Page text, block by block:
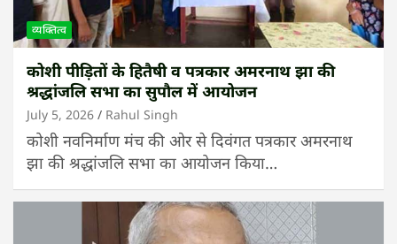
व्यक्तित्व
कोशी पीड़ितों के हितैषी व पत्रकार अमरनाथ झा की
श्रद्धांजलि सभा का सुपौल में आयोजन
July 5, 2026 Rahul Singh
कोशी नवनिर्माण मंच की ओर से दिवंगत पत्रकार अमरनाथ
झा की श्रद्धांजलि सभा का आयोजन किया…